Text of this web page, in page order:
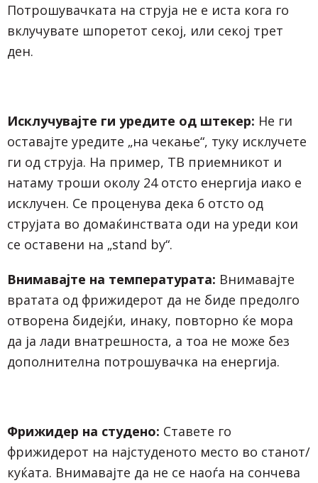
Потрошувачката на струја не е иста кога го
вклучувате шпоретот секој, или секој трет
ден.
Исклучувајте ги уредите од штекер: Не ги
оставајте уредите „на чекање“, туку исклучете
ги од струја. На пример, ТВ приемникот и
натаму троши околу 24 отсто енергија иако е
исклучен. Се проценува дека 6 отсто од
струјата во домаќинствата оди на уреди кои
се оставени на „stand by“.
Внимавајте на температурата: Внимавајте
вратата од фрижидерот да не биде предолго
отворена бидејќи, инаку, повторно ќе мора
да ја лади внатрешноста, а тоа не може без
дополнителна потрошувачка на енергија.
Фрижидер на студено: Ставете го
фрижидерот на најстуденото место во станот/
куќата. Внимавајте да не се наоѓа на сончева